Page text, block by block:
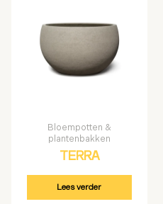
Bloempotten &
plantenbakken
TERRA
Lees verder